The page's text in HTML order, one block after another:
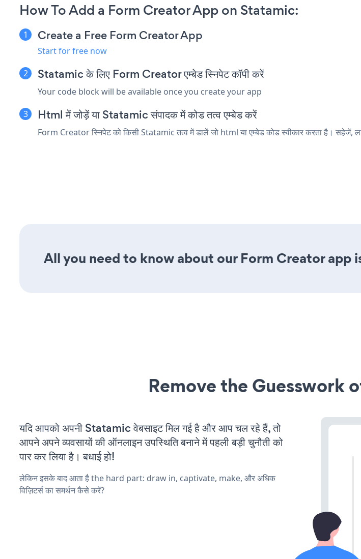
How To Add a Form Creator App on Statamic:
Create a Free Form Creator App
Start for free now
Statamic के लिए Form Creator एम्बेड स्निपेट कॉपी करें
Your code block will be available once you create your app
Html में जोड़ें या Statamic संपादक में कोड तत्व एम्बेड करें
Form Creator स्निपेट को किसी Statamic तत्व में डालें जो html या एम्बेड कोड स्वीकार करता है। सहेजें,
All you need to know about our Form Creator app
Remove the Guesswork
यदि आपको अपनी Statamic वेबसाइट मिल गई है और आप चल रहे हैं, तो
आपने अपने व्यवसायों की ऑनलाइन उपस्थिति बनाने में पहली बड़ी चुनौती को
पार कर लिया है। बधाई हो!
लेकिन इसके बाद आता है the hard part: draw in, captivate, make, और अधिक
विज़िटर्स का समर्थन कैसे करें?